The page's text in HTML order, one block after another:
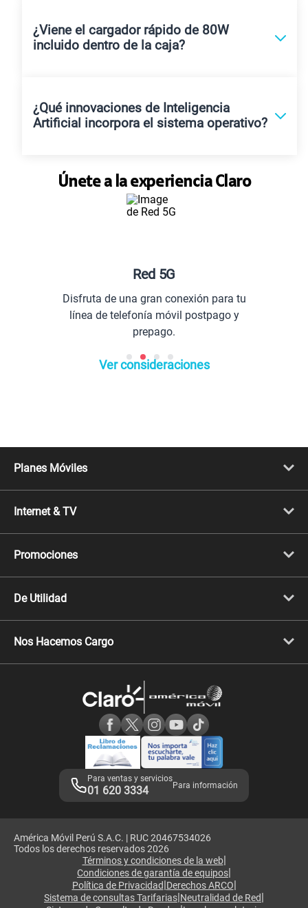
¿Viene el cargador rápido de 80W
incluido dentro de la caja?
¿Qué innovaciones de Inteligencia
Artificial incorpora el sistema operativo?
Únete a la experiencia Claro
Red 5G
Disfruta de una gran conexión para tu
línea de telefonía móvil postpago y
prepago.
Ver consideraciones
Planes Móviles
Línea Nueva
Línea Adicional
Migración
Internet & TV
Internet + TV
Mejora tu plan
Promociones
Celulares iPhone
Celulares Samsung
Celulares Motorola
De Utilidad
Llamada por llamada
Comprobantes electrónicos
Consulta de IMEI
Nos Hacemos Cargo
Consulta de reclamos
Adquirientes iPhone 6, 6S y SE
Mensaje de Seguridad
Términos y Condiciones de Tienda Claro
Libro de Reclamaciones
Legales de marketplace
Para ventas y servicios
01 620 3334 Para información
América Móvil Perú S.A.C. | RUC 20467534026
Todos los derechos reservados 2026
Términos y condiciones de la web|
Condiciones de garantía de equipos
Política de Privacidad Derechos ARCO
Sistema de consultas Tarifarias Neutralidad de Red